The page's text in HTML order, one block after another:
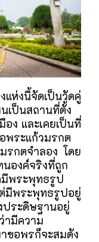
แห่งนี้จัดเป็นวัดคู่
เป็นสถานที่ตั้ง
อง และเคยเป็นที่
ระแก้วมรกต
รกตจำลอง โดย
นองค์จริงที่ถูก
มีพระพุทธรูป
มีพระพุทธรูปอยู่
ประดิษฐานอยู่
ามีความ
ขอพรก็จะสมดัง